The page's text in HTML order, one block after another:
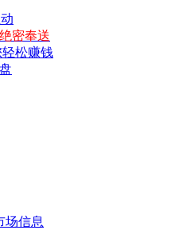
密奉送
松赚钱
场信息